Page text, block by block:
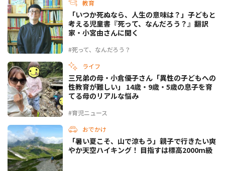
教育
#死って、なんだろう？
「いつか死ぬなら、人生の意味は？」子どもと
考える児童書『死って、なんだろう？』翻訳
家・小宮由さんに聞く
ライフ
#育児ニュース
三兄弟の母・小倉優子さん「異性の子どもへの
性教育が難しい」 14歳・9歳・5歳の息子を育
てる母のリアルな悩み
おでかけ
「暑い夏こそ、山で涼もう」親子で行きたい爽
やか天空ハイキング！ 目指すは標高2000m級